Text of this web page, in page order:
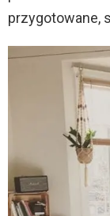
przygotowane,